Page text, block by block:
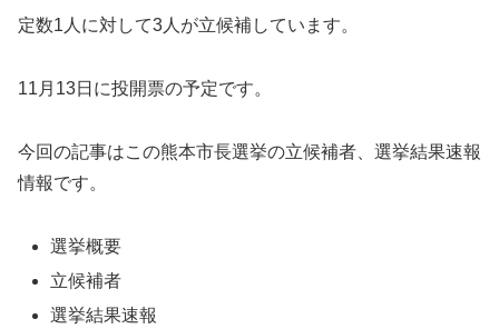
定数1人に対して3人が立候補しています。
11月13日に投開票の予定です。
今回の記事はこの熊本市長選挙の立候補者、選挙結果速報
情報です。
選挙概要
立候補者
選挙結果速報